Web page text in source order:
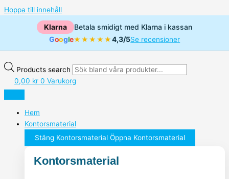
Hoppa till innehåll
Klarna
Betala smidigt med Klarna i kassan
Google★★★★★4,3/5Se recensioner
Products search
0,00 kr 0 Varukorg
Hem
Kontorsmaterial
Stäng Kontorsmaterial Öppna Kontorsmaterial
Kontorsmaterial